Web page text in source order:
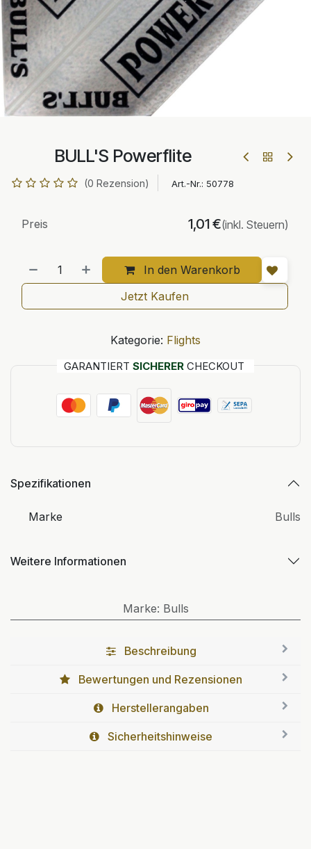
BULL'S Powerflite
(0 Rezension) Art.-Nr.: 50778
In den Warenkorb
Preis 1,01€(inkl. Steuern)
Jetzt Kaufen
Kategorie: Flights
GARANTIERT SICHERER CHECKOUT
Spezifikationen
Marke Bulls
Weitere Informationen
Marke: Bulls
Beschreibung
Bewertungen und Rezensionen
Herstellerangaben
Sicherheitshinweise